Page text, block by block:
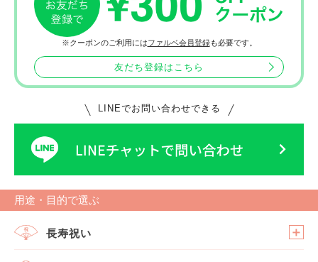
※クーポンのご利用にはファルベ会員登録も必要です。
友だち登録はこちら
LINEでお問い合わせできる
用途・目的で選ぶ
長寿祝い